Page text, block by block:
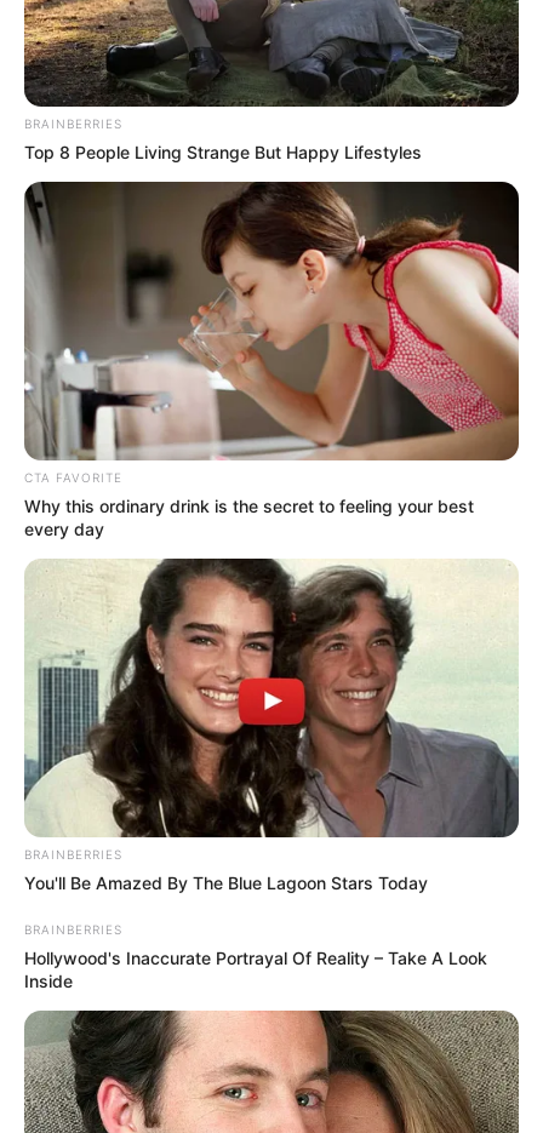
Jella Haase
2
fans love
VOTE
BRAINBERRIES
Top 8 People Living Strange But Happy Lifestyles
CTA FAVORITE
Why this ordinary drink is the secret to feeling your best
every day
BRAINBERRIES
You'll Be Amazed By The Blue Lagoon Stars Today
BRAINBERRIES
Hollywood's Inaccurate Portrayal Of Reality – Take A Look
Inside